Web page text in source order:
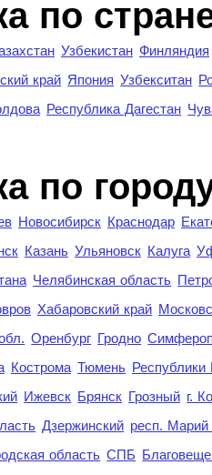
по
Узбекистан Финляндия
край Япония Узбекситан
Республика Дагестан
по
Новосибирск Краснодар
Казань Ульяновск Калуга
Челябинская область
Хабаровский край
Оренбург Гродно
Кострома Тюмень Республики
Ижевск Брянск Грозный г.
Дзержинский респ.
область СПБ